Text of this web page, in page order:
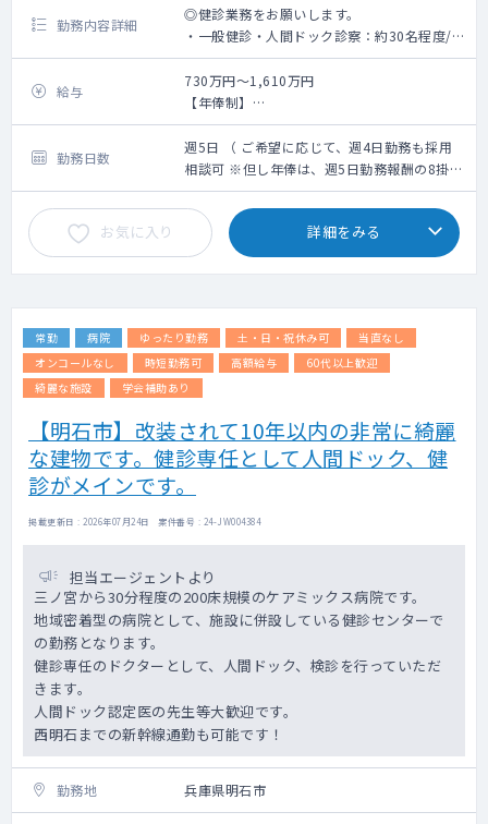
勤務内容詳細
◎健診業務をお願いします。
・一般健診・人間ドック診察：約30名程度/
コマ
・健診の内科診察
※業務内容に婦人科健診及び、読影は含まれ
ません
※業務内容に、乳房触診は含まれておりませ
ん。
・電子カルテ有（メーカー：ソフトウエアサ
ービス）
・オーダーリング有（メーカー：ソフトウエ
ンズ）
給与
730万円～1,610万円
【年俸制】
週5日勤務：730～1,610万(ご経験6年～30年
の場合)
＜モデル給与＞
※ご経験6年目の場合730万円、ご経験10年目
の場合1,040万円、ご経験20年目の場合
1,330万円、ご経験30年目の場合1,610万円
※但し、スキル等に応じてこの限りではない
※上記年俸幅は、採用面談での人物評価、業
勤務日数
週5日 （ ご希望に応じて、週4日勤務も採用
相談可 ※但し年俸は、週5日勤務報酬の8掛計
算となります ）
お気に入り 詳細をみる
常勤 病院 ゆったり勤務 土・日・祝休み可
当直なし
オンコールなし
時短勤務可 高額給与
60代以上歓迎
綺麗な施設
学会補助あり
【明石市】改装されて10年以内の非常に綺麗
な建物です。健診専任として人間ドック、健
診がメインです。
掲載更新日 : 2026年07月24日 案件番号 : 24-JW004384
担当エージェントより
三ノ宮から30分程度の200床規模のケアミックス病院です。
地域密着型の病院として、施設に併設している健診センターで
の勤務となります。
健診専任のドクターとして、人間ドック、検診を行っていただ
きます。
人間ドック認定医の先生等大歓迎です。
西明石までの新幹線通勤も可能です！
勤務地 兵庫県明石市